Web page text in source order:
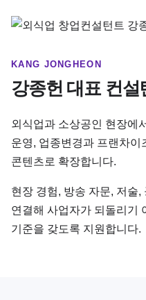
KANG JONGHEON
강종헌 대표 컨설
외식업과 소상공인 현장에
운영, 업종변경과 프랜차
콘텐츠로 확장합니다.
현장 경험, 방송 자문, 저술
연결해 사업자가 되돌리기
기준을 갖도록 지원합니다.